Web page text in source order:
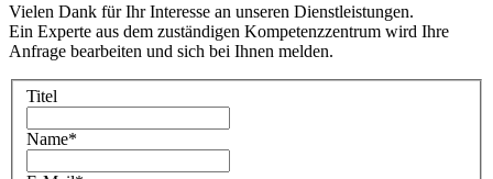
Vielen Dank für Ihr Interesse an unseren Dienstleistungen.
Ein Experte aus dem zuständigen Kompetenzzentrum wird Ihre
Anfrage bearbeiten und sich bei Ihnen melden.
Titel
Name*